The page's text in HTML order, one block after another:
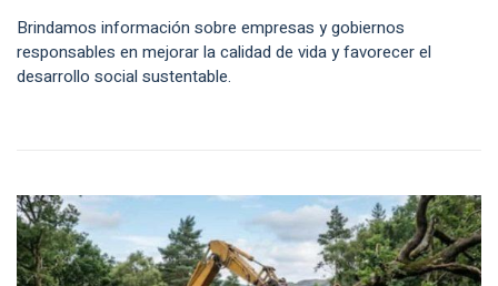
Brindamos información sobre empresas y gobiernos
responsables en mejorar la calidad de vida y favorecer el
desarrollo social sustentable.